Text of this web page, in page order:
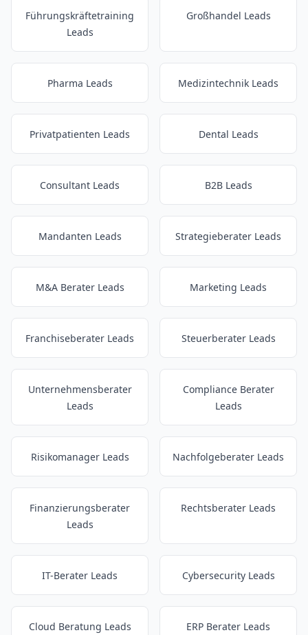
Führungskräftetraining
Leads
Großhandel Leads
Pharma Leads Medizintechnik Leads
Privatpatienten Leads Dental Leads
Consultant Leads B2B Leads
Mandanten Leads Strategieberater Leads
M&A Berater Leads Marketing Leads
Franchiseberater Leads Steuerberater Leads
Unternehmensberater
Leads
Compliance Berater
Leads
Risikomanager Leads Nachfolgeberater Leads
Finanzierungsberater
Leads
Rechtsberater Leads
IT-Berater Leads Cybersecurity Leads
Cloud Beratung Leads ERP Berater Leads